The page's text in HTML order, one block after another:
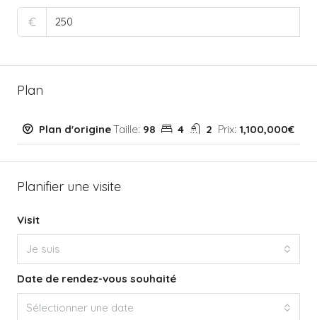
€
Plan
Plan d'origineTaille: 98 4 2 Prix: 1,100,000€
Planifier une visite
Visit
Je suis
Date de rendez-vous souhaité
Sélectionner une date